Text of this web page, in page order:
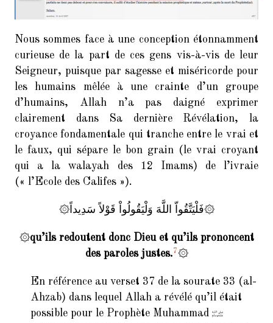
Nous sommes face à une conception étonnamment
curieuse de la part de ces gens vis-à-vis de leur
Seigneur, puisque par sagesse et miséricorde pour
les humains mêlée à une crainte d’un groupe
d’humains, Allah n’a pas daigné exprimer
clairement dans Sa dernière Révélation, la
croyance fondamentale qui tranche entre le vrai et
le faux, qui sépare le bon grain (le vrai croyant
qui a la walayah des 12 Imams) de l’ivraie
(« l’Ecole des Califes »).
۞فَلْيَتَّقُواّ اللَّهَ وَلْيَقُولُواْ قَوْلاً سَدِيداً۞
۞qu’ils redoutent donc Dieu et qu’ils prononcent
des paroles justes.7۞
En référence au verset 37 de la sourate 33 (al-
Ahzab) dans lequel Allah a révélé qu’il était
possible pour le Prophète Muhammad